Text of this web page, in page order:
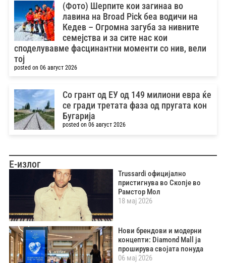
(Фото) Шерпите кои загинаа во
лавина на Broad Pick беа водичи на
Кедев – Oгромна загуба за нивните
семејства и за сите нас кои
споделувавме фасцинантни моменти со нив, вели
тој
posted on 06 август 2026
Со грант од ЕУ од 149 милиони евра ќе
се гради третата фаза од пругата кон
Бугарија
posted on 06 август 2026
Е-излог
Trussardi официјално
пристигнува во Скопје во
Рамстор Мол
18 мај 2026
Нови брендови и модерни
концепти: Diamond Mall ја
проширува својата понуда
06 мај 2026